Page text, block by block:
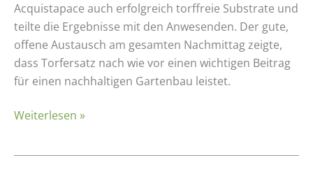
Acquistapace auch erfolgreich torffreie Substrate und
teilte die Ergebnisse mit den Anwesenden. Der gute,
offene Austausch am gesamten Nachmittag zeigte,
dass Torfersatz nach wie vor einen wichtigen Beitrag
für einen nachhaltigen Gartenbau leistet.
Weiterlesen »